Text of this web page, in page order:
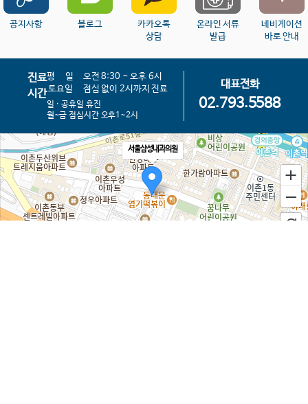
공지사항 블로그
카카오톡
상담
온라인 서류
발급
네비게이션
바로 안내
진료
시간
평 일
오전 8:30 ~ 오후 6시
토요일
점심 없이 2시까지 진료
일 · 공휴일 휴진
월~금 점심시간 오후1~2시
대표전화
02.793.5588
서울삼성내과의원